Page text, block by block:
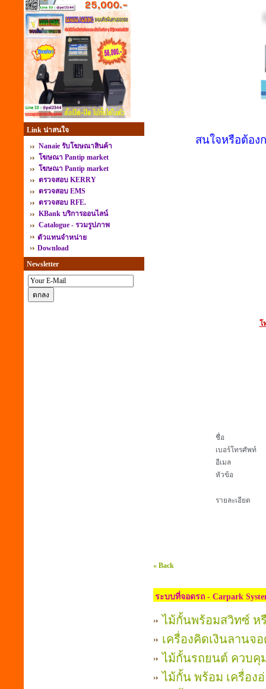
Link น่าสนใจ
Nanaie รับโฆษณาสินค้า
โฆษณา Pantip market
โฆษณา Pantip market
ตรวจสอบ KERRY
ตรวจสอบ EMS
ตรวจสอบ RFE.
KBank บริการออนไลน์
Catalogue - รวมรูปภาพ
ตัวแทนจำหน่าย
Download
Newsletter
สนใจหรือต้อง
โ
ชื่อ
เบอร์โทรศัพท์
อีเมล
หัวข้อ
รายละเอียด
« Back
ระบบที่จอดรถ - Carpark
ไม้กั้นพร้อมสวิทซ์ ห
เครื่องคิดเงินลานจ
ไม้กั้นรถยนต์ ควบคุ
ไม้กั้น พร้อม เครื่อง